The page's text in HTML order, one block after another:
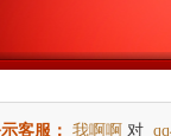
客服： 我啊啊 对